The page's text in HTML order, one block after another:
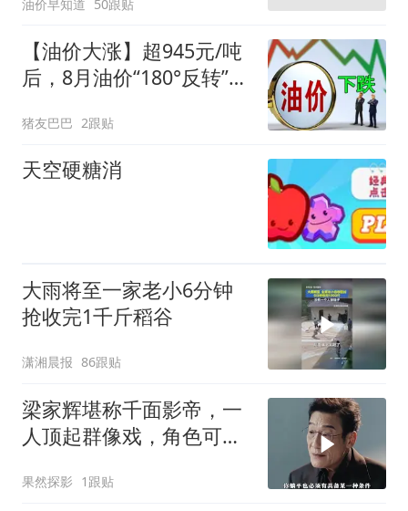
油价早知道 50跟贴
【油价大涨】超945元/吨
后，8月油价“180°反转”，
92汽油预降近0.31元/升，
下次8月14日调价，1个坏
消息！
猪友巴巴 2跟贴
天空硬糖消
大雨将至一家老小6分钟
抢收完1千斤稻谷
潇湘晨报 86跟贴
梁家辉堪称千面影帝，一
人顶起群像戏，角色可塑
果然探影 1跟贴